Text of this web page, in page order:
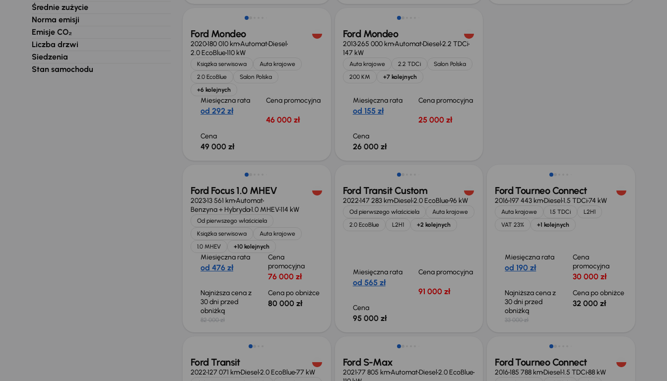
Średnie zużycie
Norma emisji
Emisje CO₂
Liczba drzwi
Siedzenia
Stan samochodu
Ford Mondeo
2020180 010 kmAutomatDiesel
2.0 EcoBlue110 kW
Książka serwisowa
Auta krajowe
2.0 EcoBlue
Salon Polska
+6 kolejnych
Miesięczna rata
od 292 zł
Cena promocyjna
46 000 zł
Cena
49 000 zł
Ford Mondeo
2013265 000 kmAutomatDiesel2.2 TDCi
147 kW
Auta krajowe 2.2 TDCi
Salon Polska
200 KM
+7 kolejnych
Miesięczna rata
od 155 zł
Cena promocyjna
25 000 zł
Cena
26 000 zł
Ford Focus 1.0 MHEV
202313 561 kmAutomat
Benzyna + Hybryda1.0 MHEV114 kW
Od pierwszego właściciela
Książka serwisowa
Auta krajowe
1.0 MHEV
+10 kolejnych
Miesięczna rata
od 476 zł
Cena
promocyjna
76 000 zł
Najniższa cena z
30 dni przed
obniżką
82 000 zł
Cena po obniżce
80 000 zł
Możliwość odliczenia VAT
Ford Transit Custom
2022147 283 kmDiesel2.0 EcoBlue96 kW
Od pierwszego właściciela
Auta krajowe
2.0 EcoBlue
L2H1 +2 kolejnych
Miesięczna rata
od 565 zł
Cena promocyjna
91 000 zł
Cena
95 000 zł
Ford Tourneo Connect
2016197 443 kmDiesel1.5 TDCi74 kW
Auta krajowe 1.5 TDCi
L2H1
VAT 23%
+1 kolejnych
Miesięczna rata
od 190 zł
Cena
promocyjna
30 000 zł
Najniższa cena z
30 dni przed
obniżką
33 000 zł
Cena po obniżce
32 000 zł
Taniej o 1 500 zł
Ford Transit
2022127 071 kmDiesel2.0 EcoBlue77 kW
Taniej o 2 000 zł
Ford S-Max
202177 805 kmAutomatDiesel2.0 EcoBlue
Taniej o 1 500 zł
Ford Tourneo Connect
2016185 788 kmDiesel1.5 TDCi88 kW